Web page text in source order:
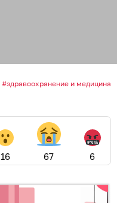
здравоохранение и медицина
16 67 6